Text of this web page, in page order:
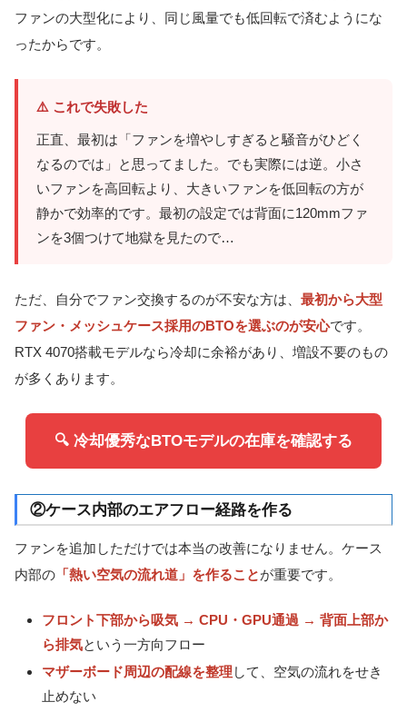
ファンの大型化により、同じ風量でも低回転で済むようにな
ったからです。
⚠️ これで失敗した
正直、最初は「ファンを増やしすぎると騒音がひどく
なるのでは」と思ってました。でも実際には逆。小さ
いファンを高回転より、大きいファンを低回転の方が
静かで効率的です。最初の設定では背面に120mmファ
ンを3個つけて地獄を見たので…
ただ、自分でファン交換するのが不安な方は、 最初から大型
ファン・メッシュケース採用のBTOを選ぶのが安心です。
RTX 4070搭載モデルなら冷却に余裕があり、増設不要のもの
が多くあります。
🔍 冷却優秀なBTOモデルの在庫を確認する
②ケース内部のエアフロー経路を作る
ファンを追加しただけでは本当の改善になりません。ケース
内部の 「熱い空気の流れ道」を作ることが重要です。
フロント下部から吸気 → CPU・GPU通過 → 背面上部か
ら排気という一方向フロー
マザーボード周辺の配線を整理して、空気の流れをせき
止めない